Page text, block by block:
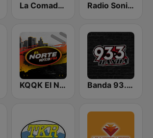
La Comadre 107.1 FM | Matamoros Radio Sonido Pegasso
KQQK El Norte 107.9 / 101.7 FM Banda 93.3 FM